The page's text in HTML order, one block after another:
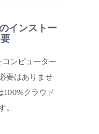
インストー
ンピューター
要はありませ
100%クラウド
。